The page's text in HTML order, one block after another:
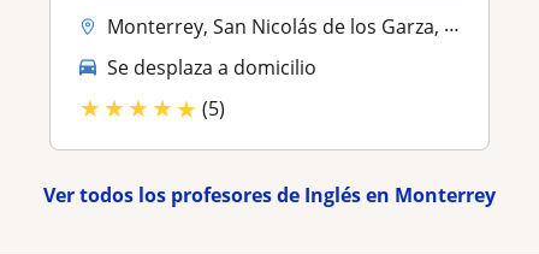
Monterrey, San Nicolás de los Garza, San Pedro Garza García, Apodaca, ...
Se desplaza a domicilio
★★★★★ (5)
Ver todos los profesores de Inglés en Monterrey